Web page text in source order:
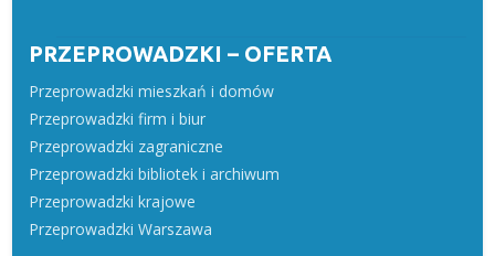
PRZEPROWADZKI – OFERTA
Przeprowadzki mieszkań i domów
Przeprowadzki firm i biur
Przeprowadzki zagraniczne
Przeprowadzki bibliotek i archiwum
Przeprowadzki krajowe
Przeprowadzki Warszawa